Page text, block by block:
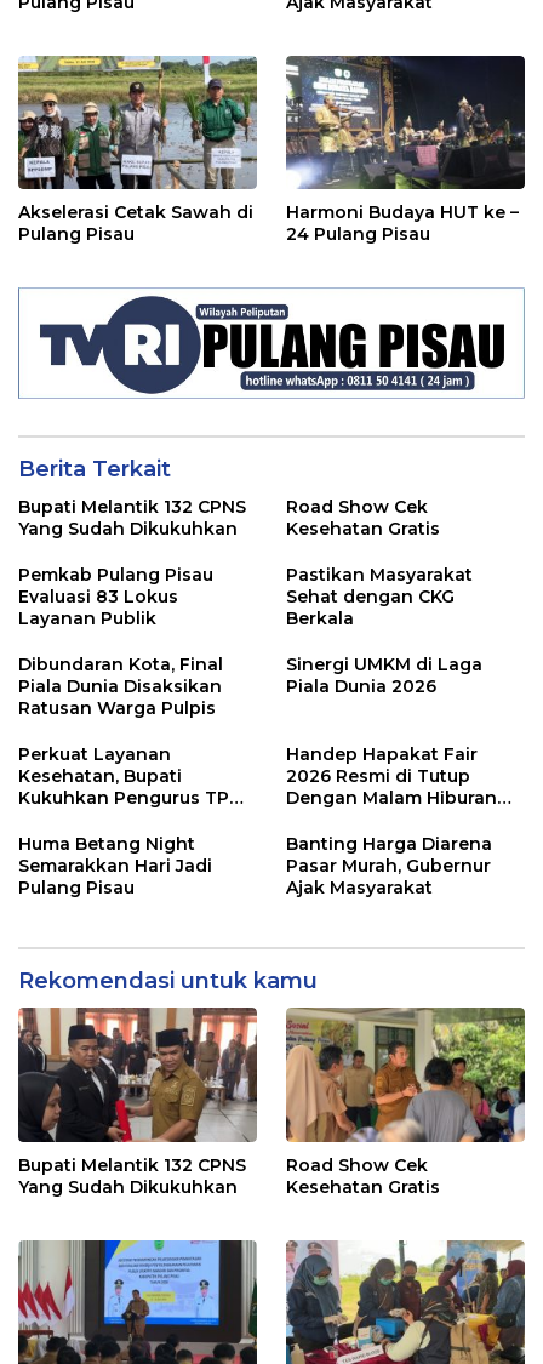
Akselerasi Cetak Sawah di
Pulang Pisau
Harmoni Budaya HUT ke –
24 Pulang Pisau
Berita Terkait
Bupati Melantik 132 CPNS
Yang Sudah Dikukuhkan
Road Show Cek
Kesehatan Gratis
Pemkab Pulang Pisau
Evaluasi 83 Lokus
Layanan Publik
Pastikan Masyarakat
Sehat dengan CKG
Berkala
Dibundaran Kota, Final
Piala Dunia Disaksikan
Ratusan Warga Pulpis
Sinergi UMKM di Laga
Piala Dunia 2026
Perkuat Layanan
Kesehatan, Bupati
Kukuhkan Pengurus TP
Handep Hapakat Fair
2026 Resmi di Tutup
Dengan Malam Hiburan
Huma Betang Night
Semarakkan Hari Jadi
Pulang Pisau
Banting Harga Diarena
Pasar Murah, Gubernur
Ajak Masyarakat
Rekomendasi untuk kamu
Bupati Melantik 132 CPNS
Yang Sudah Dikukuhkan
Road Show Cek
Kesehatan Gratis